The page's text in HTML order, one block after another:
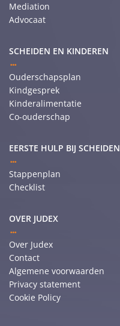
Mediation
Advocaat
SCHEIDEN EN KINDEREN
Ouderschapsplan
Kindgesprek
Kinderalimentatie
Co-ouderschap
EERSTE HULP BIJ SCHEIDEN
Stappenplan
Checklist
OVER JUDEX
Over Judex
Contact
Algemene voorwaarden
Privacy statement
Cookie Policy